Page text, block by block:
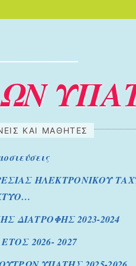
ΚΑΙ ΜΑΘΗΤΕΣ
ΗΛΕΚΤΡΟΝΙΚΟΥ
ΔΙΑΤΡΟΦΗΣ 2023-2024
2026- 2027